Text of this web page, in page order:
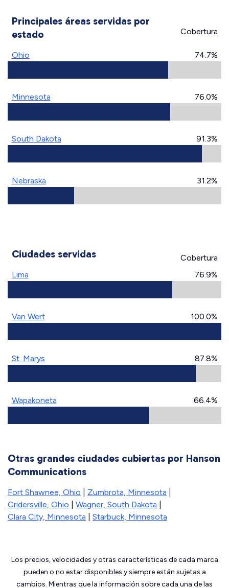
Principales áreas servidas por
estado
Cobertura
Ohio 74.7%
Minnesota 76.0%
South Dakota 91.3%
Nebraska 31.2%
Ciudades servidas
Cobertura
Lima
76.9%
Van Wert 100.0%
St. Marys 87.8%
Wapakoneta 66.4%
Otras grandes ciudades cubiertas por Hanson
Communications
Fort Shawnee, Ohio Zumbrota, Minnesota
Cridersville, Ohio
Wagner, South Dakota
Clara City, Minnesota
Starbuck, Minnesota
Los precios, velocidades y otras características de cada marca
pueden o no estar disponibles y siempre están sujetas a
cambios. Mientras que la información sobre cada una de las